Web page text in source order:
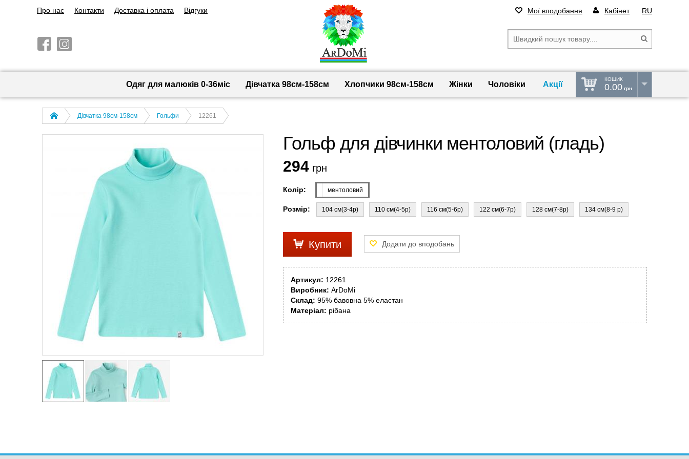
Про нас Контакти Доставка і оплата Відгуки Мої вподобання Кабінет RU
Одяг для малюків 0-36міс Дівчатка 98cм-158см Хлопчики 98см-158см Жінки Чоловіки Акції
КОШИК
0.00 грн
Дівчатка 98cм-158см Гольфи 12261
Гольф для дівчинки ментоловий (гладь)
294 грн
Колір: ментоловий
Розмір: 104 см(3-4р) 110 см(4-5р) 116 см(5-6р) 122 см(6-7р) 128 см(7-8р) 134 см(8-9 р)
Купити
Артикул: 12261
Виробник: ArDoMi
Склад: 95% бавовна 5% еластан
Матеріал: рібана